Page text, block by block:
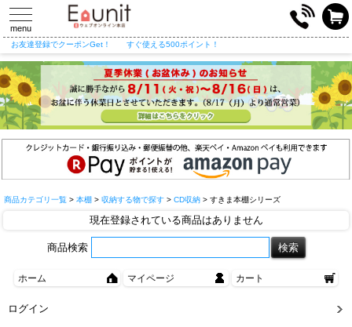
toggle
navigation
menu
お友達登録でクーポンGet！ すぐ使える500ポイント！
商品カテゴリ一覧 > 本棚 > 収納する物で探す > CD収納 > すきま本棚シリーズ
現在登録されている商品はありません
商品検索
ホーム マイページ カート
ログイン